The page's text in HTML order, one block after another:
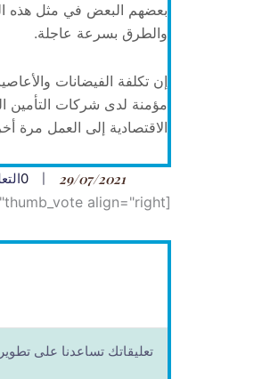
بعضهم البعض في مثل هذه
والطرق بسرعة عاجلة.
إن تكلفة الفيضانات
مؤمنة لدى شركات التأمين
الاقتصادية إلى العمل مرة
29/07/2021
0
[thumb_vote align="right"]